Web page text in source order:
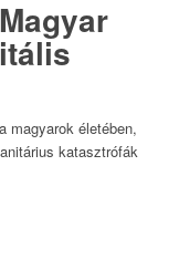
magyarok életében,
katasztrófák